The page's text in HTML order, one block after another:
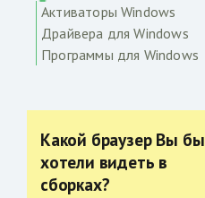
Активаторы Windows
Драйвера для Windows
Программы для Windows
Какой браузер Вы бы
хотели видеть в
сборках?